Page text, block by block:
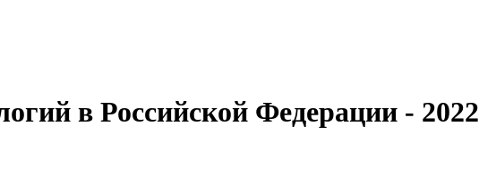
в Российской Федерации - 2022